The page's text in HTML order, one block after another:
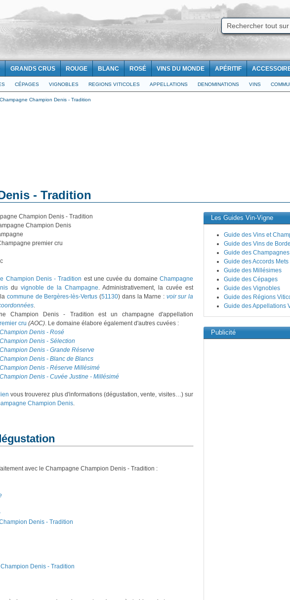
GRANDS CRUS ROUGE BLANC ROSÉ VINS DU MONDE APÉRITIF
CÉPAGES VIGNOBLES REGIONS VITICOLES APPELLATIONS DENOMINATIONS VINS
Champagne Champion Denis - Tradition
- Tradition
Champion Denis - Tradition
Champion Denis
premier cru
Champion Denis - Tradition est une cuvée du domaineChampagne
du vignoble de la Champagne. Administrativement, la cuvée est
lacommune de Bergères-lès-Vertus (51130) dans la Marne : voir sur la
.
Champion Denis - Tradition est un champagne d'appellation
cru (AOC). Le domaine élabore également d'autres cuvées :
Denis - Rosé
Denis - Sélection
Denis - Grande Réserve
Denis - Blanc de Blancs
Denis - Réserve Millésimé
Denis - Cuvée Justine - Millésimé
vous trouverez plus d'informations (dégustation, vente, visites…) sur
Champion Denis.
avec le Champagne Champion Denis - Tradition :
Denis - Tradition
Denis - Tradition
Les Guides Vin-Vigne
Guide des Vins et
Guide des Vins de
Guide des Champagnes
Guide des Accords Mets
Guide des Millésimes
Guide des Cépages
Guide des Vignobles
Guide des Régions
Guide des Appellations
Publicité